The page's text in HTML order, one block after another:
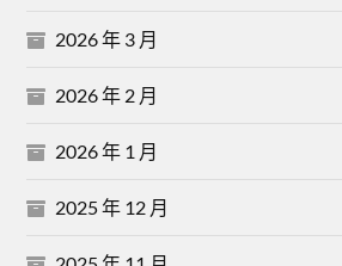
2026 年 3 月
2026 年 2 月
2026 年 1 月
2025 年 12 月